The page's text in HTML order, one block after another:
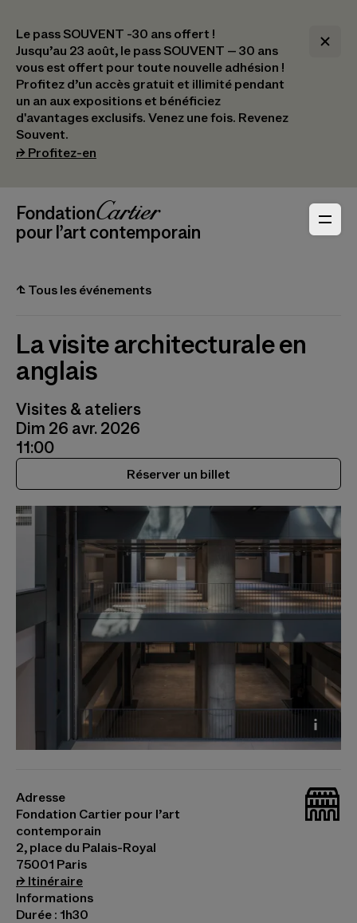
Le pass SOUVENT -30 ans offert !
Jusqu’au 23 août, le pass SOUVENT – 30 ans
vous est offert pour toute nouvelle adhésion !​
Profitez d’un accès gratuit et illimité pendant
un an aux expositions et bénéficiez
d'avantages exclusifs.​ Venez une fois. Revenez
Souvent.
⮣ Profitez-en
Navigation en-tête
_logoFondation Cartier
pour l’art contemporain
⮤ Tous les événements
La visite architecturale en
anglais
Visites & ateliers
Dim 26 avr. 2026
11:00
Réserver un billet
_bat
Adresse
Fondation Cartier pour l’art
contemporain
2, place du Palais-Royal
75001 Paris
⮣ Itinéraire(s’ouvre dans un nouvel onglet)
Informations
Durée : 1h30